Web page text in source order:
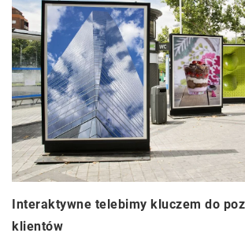
Interaktywne telebimy kluczem do
klientów